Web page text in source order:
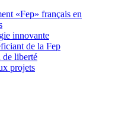
«Fep» français en
innovante
de la Fep
liberté
projets